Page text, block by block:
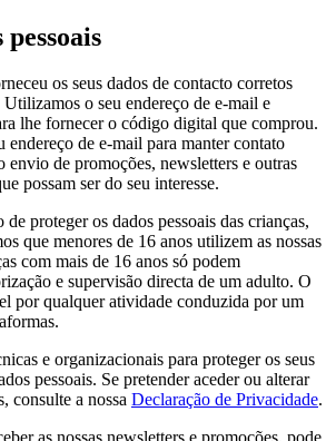
pessoais
os seus dados de contacto corretos
o seu endereço de e-mail e
lhe fornecer o código digital que comprou.
endereço de e-mail para manter contato
de promoções, newsletters e outras
possam ser do seu interesse.
proteger os dados pessoais das crianças,
que menores de 16 anos utilizem as nossas
com mais de 16 anos só podem
e supervisão directa de um adulto. O
por qualquer atividade conduzida por um
e organizacionais para proteger os seus
pessoais. Se pretender aceder ou alterar
consulte a nossa Declaração de Privacidade.